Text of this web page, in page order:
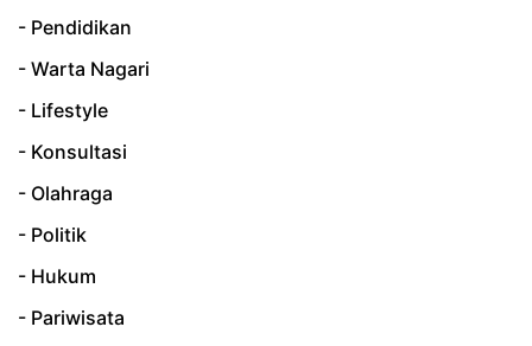
- Pendidikan
- Warta Nagari
- Lifestyle
- Konsultasi
- Olahraga
- Politik
- Hukum
- Pariwisata